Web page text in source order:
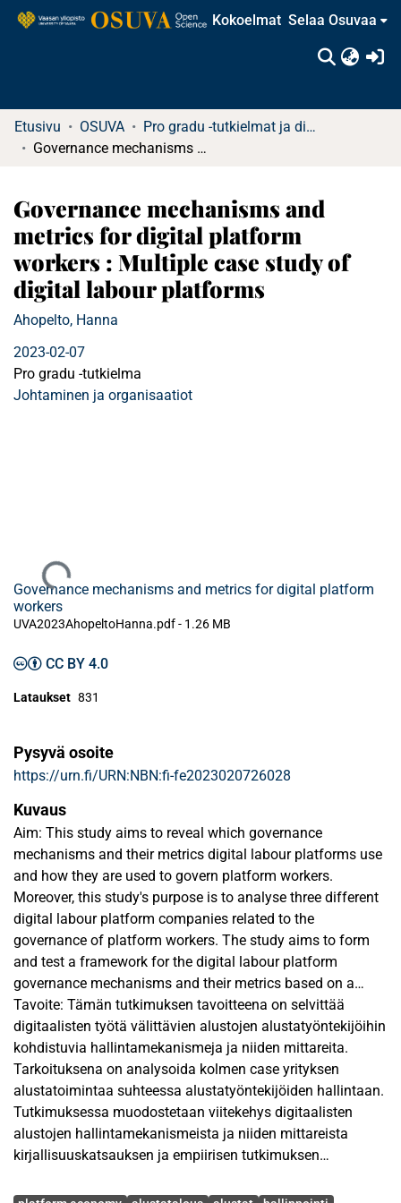
Kokoelmat Selaa Osuvaa
Etusivu OSUVA
Pro gradu -tutkielmat ja diplomityöt
Governance mechanisms and metrics for digital platform workers : Multiple case study of digital labour platforms
Governance mechanisms and
metrics for digital platform
workers : Multiple case study of
digital labour platforms
Ahopelto, Hanna
2023-02-07
Pro gradu -tutkielma
Johtaminen ja organisaatiot
Ladataan...
Governance mechanisms and metrics for digital platform
workers
UVA2023AhopeltoHanna.pdf - 1.26 MB
CC BY 4.0
Lataukset 831
Pysyvä osoite
https://urn.fi/URN:NBN:fi-fe2023020726028
Kuvaus
Aim: This study aims to reveal which governance
mechanisms and their metrics digital labour platforms use
and how they are used to govern platform workers.
Moreover, this study's purpose is to analyse three different
digital labour platform companies related to the
governance of platform workers. The study aims to form
and test a framework for the digital labour platform
governance mechanisms and their metrics based on a
literature review and empirical findings.
Framework: The study framework combines traditional firm
governance, digital platform governance and crowdwork
governance theories. In addition, the concepts of control
and coordi-nation in governance mechanisms are
presented in the literature review of governance theory. The
themes are combined to form a framework for digital
labour platform governance mechanisms for platform
Methodology: The empirical research section is formed
Tavoite: Tämän tutkimuksen tavoitteena on selvittää
digitaalisten työtä välittävien alustojen alustatyöntekijöihin
kohdistuvia hallintamekanismeja ja niiden mittareita.
Tarkoituksena on analysoida kolmen case yrityksen
alustatoimintaa suhteessa alustatyöntekijöiden hallintaan.
Tutkimuksessa muodostetaan viitekehys digitaalisten
alustojen hallintamekanismeista ja niiden mittareista
kirjallisuuskatsauksen ja empiirisen tutkimuksen
Viitekehys: Tämän tutkimuksen viitekehyksessä yhdistyy
Avainsanat